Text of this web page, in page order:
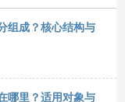
组成？核心结构与
哪里？适用对象与